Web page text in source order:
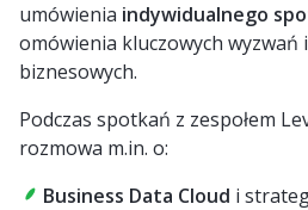
umówienia indywidualnego
omówienia kluczowych
biznesowych.
Podczas spotkań z zespołem
rozmowa m.in. o:
Business Data Cloud i